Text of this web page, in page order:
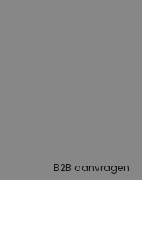
B2B aanvragen